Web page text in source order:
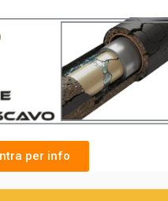
per info